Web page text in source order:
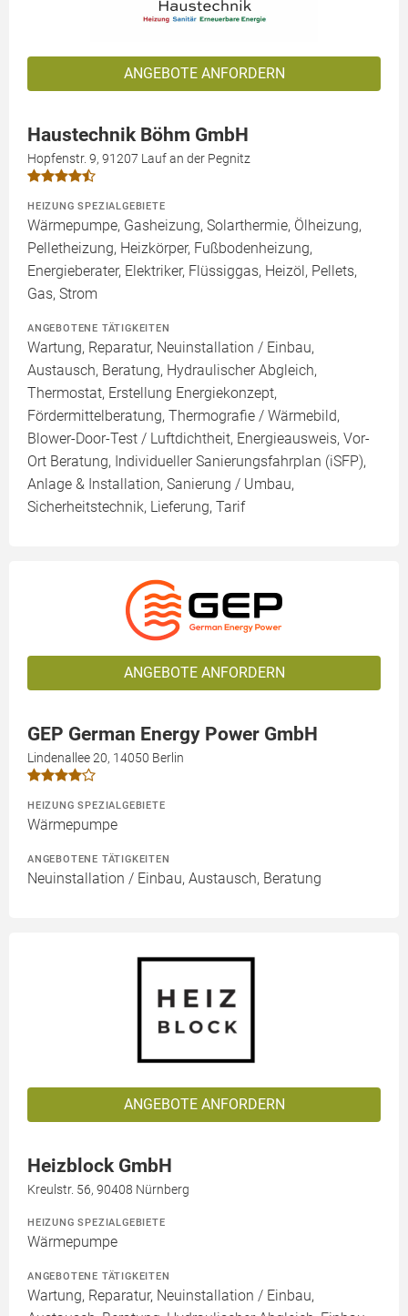
ANGEBOTE ANFORDERN
Haustechnik Böhm GmbH
Hopfenstr. 9, 91207 Lauf an der Pegnitz
HEIZUNG SPEZIALGEBIETE
Wärmepumpe, Gasheizung, Solarthermie, Ölheizung,
Pelletheizung, Heizkörper, Fußbodenheizung,
Energieberater, Elektriker, Flüssiggas, Heizöl, Pellets,
Gas, Strom
ANGEBOTENE TÄTIGKEITEN
Wartung, Reparatur, Neuinstallation / Einbau,
Austausch, Beratung, Hydraulischer Abgleich,
Thermostat, Erstellung Energiekonzept,
Fördermittelberatung, Thermografie / Wärmebild,
Blower-Door-Test / Luftdichtheit, Energieausweis, Vor-
Ort Beratung, Individueller Sanierungsfahrplan (iSFP),
Anlage & Installation, Sanierung / Umbau,
Sicherheitstechnik, Lieferung, Tarif
ANGEBOTE ANFORDERN
GEP German Energy Power GmbH
Lindenallee 20, 14050 Berlin
HEIZUNG SPEZIALGEBIETE
Wärmepumpe
ANGEBOTENE TÄTIGKEITEN
Neuinstallation / Einbau, Austausch, Beratung
ANGEBOTE ANFORDERN
Heizblock GmbH
Kreulstr. 56, 90408 Nürnberg
HEIZUNG SPEZIALGEBIETE
Wärmepumpe
ANGEBOTENE TÄTIGKEITEN
Wartung, Reparatur, Neuinstallation / Einbau,